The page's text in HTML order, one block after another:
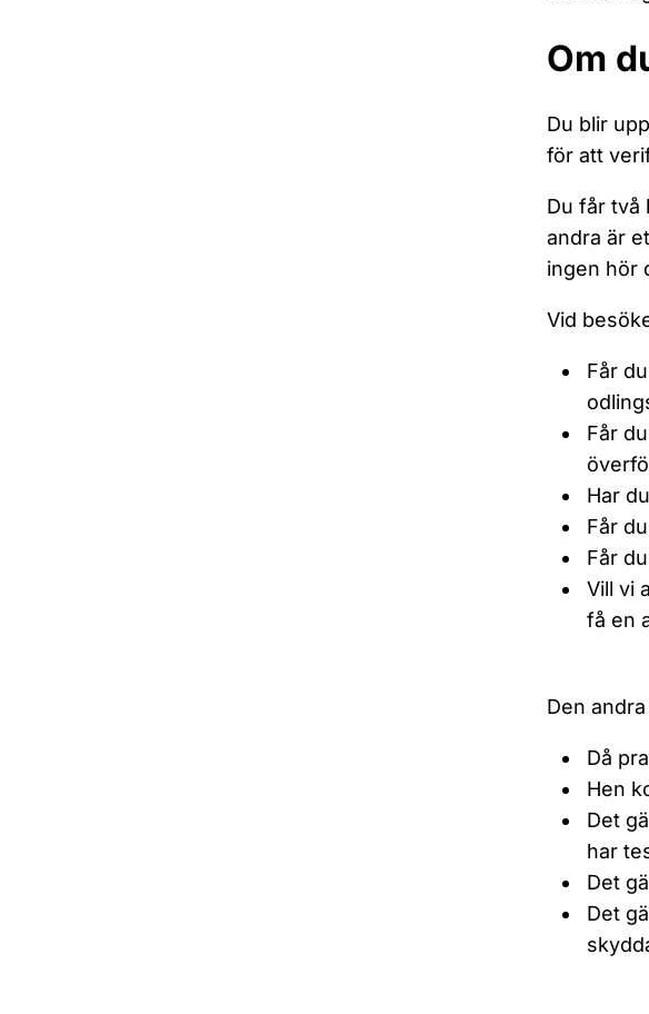
Om
Du blir
för att
Du får två
andra är
ingen hör
Vid
Får
Får
Har
Får
Får
Vill vi
få en
Den
Då
Hen
Det
har
Det
Det